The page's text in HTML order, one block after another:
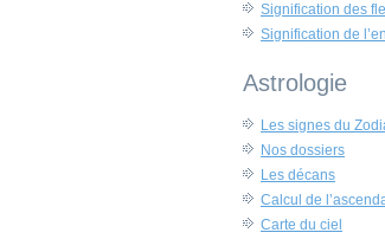
Signification des
Signification de
Astrologie
Les signes du
Nos dossiers
Les décans
Calcul de
Carte du ciel